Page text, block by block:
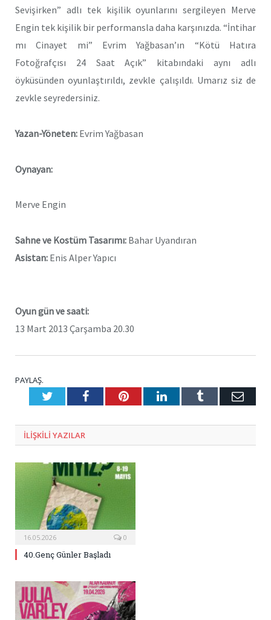
Sevişirken” adlı tek kişilik oyunlarını sergileyen Merve
Engin tek kişilik bir performansla daha karşınızda. “İntihar
mı Cinayet mi” Evrim Yağbasan’ın “Kötü Hatıra
Fotoğrafçısı 24 Saat Açık” kitabındaki aynı adlı
öyküsünden oyunlaştırıldı, zevkle çalışıldı. Umarız siz de
zevkle seyredersiniz.
Yazan-Yöneten: Evrim Yağbasan
Oynayan:
Merve Engin
Sahne ve Kostüm Tasarımı: Bahar Uyandıran
Asistan: Enis Alper Yapıcı
Oyun gün ve saati:
13 Mart 2013 Çarşamba 20.30
PAYLAŞ.
TwitterFacebookPinterestLinkedInTumblr E-
ILIŞKILI YAZILAR
16.05.2026 0
40.Genç Günler Başladı